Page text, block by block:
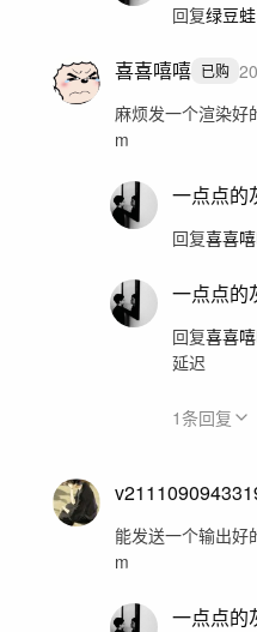
回复绿豆蛙
喜喜嘻嘻 已购
麻烦发一个渲染
m
一点点的
回复喜喜
一点点的
回复喜喜
延迟
1条回复
能发送一个输出好
m
一点点的